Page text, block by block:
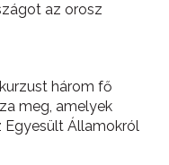
az orosz
három fő
meg, amelyek
Egyesült Államokról